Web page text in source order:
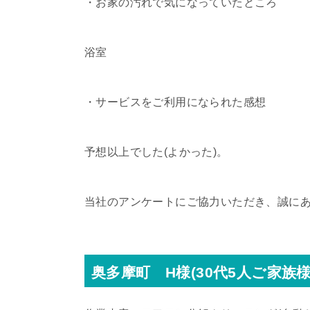
・お家の汚れで気になっていたところ
浴室
・サービスをご利用になられた感想
予想以上でした(よかった)。
当社のアンケートにご協力いただき、誠に
奥多摩町 H様(30代5人ご家族